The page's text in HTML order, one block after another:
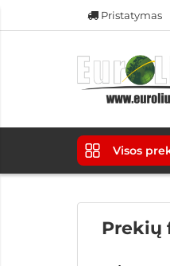
Pristatymas
Visos
Prekių